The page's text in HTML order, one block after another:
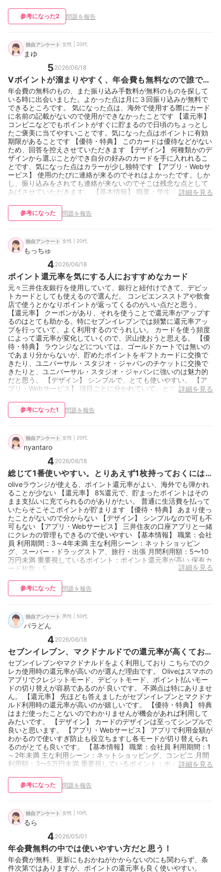
ー・スマホ決済へのチャージ（楽天ペイ、PayPayなど） 月間利
用額：5〜10万円未満 重要視しているポイント：現在使っている
参考になった2 問題を報告
独自アンケート 女性 | 20代
まゆ
5 2026/06/18
Vポイントが溜まりやすく、年会費も無料なので誰でも
気軽に作ることができます
年会費の無料のもの、また振り込み手数料が無料のものを探して
いる時に出会いました。よかった点は月に３回振り込みが無料で
できるところです。 気になった点は、海外で使用する際にカード
に名前の記載がないので使用ができなかったことです 【還元率】
コンビニなどでもポイントがすぐに貯まるので日頃のちょっとし
たご褒美に当てやすいことです。気になった点はポイントに有効
期限があることです 【優待・特典】 このカードは優待などがない
ため、回答を控えさせていただきます 【デザイン】 何種類かのデ
ザインから選ぶことができ自分の好みのカードを手に入れれるこ
とです、気になった点はカラーが少し独特です 【アプリ・Webサ
ービス】 使用のたびに連絡が来るのでそれはよかったです。しか
し、振り込みをされても連絡が来ないのでそこは残念な点として
あげさせていただきます。 【基本情報】 職業：学生 利用期間：1
ジ（楽天ペイ、PayPayなど） 月間利用額：10〜15万円未満 重要
視しているポイント：年会費が無料・安い 保有カード枚数：1
詳細を見る
参考になった 問題を報告
独自アンケート 女性 | 20代
もっちゅ
4 2026/06/18
ポイント還元率を気にする人におすすめなカード
元々三井住友銀行を使用していて、銀行と紐付けできて、デビッ
トカードとしても使えるので選んだ。 コンビエンスストアや飲食
店で使うとかなりポイントが返ってくるのがいい点だと思う。
【還元率】 クーポンがあり、それを使うことで還元率がアップす
るのはとても助かる。特にセブンイレブンでは頻繁に還元率アッ
プを行っていて、よく利用するのでうれしい。 カードを使う頻度
によって還元率が変化していくので、沢山使おうと思える。 【優
待・特典】 ラウンジなどについては、ゴールドカートでは無いの
であまり分からないが、貯めたポイントをギフトカードに交換で
きたり、ユニバーサル・スタジオ・ジャパンのチケットに交換で
きたりと、ユニバーサル・スタジオ・ジャパンに強いのは魅力的
だと思う。 【デザイン】 シンプルで、とても使いやすい。 【ア
プリ・Webサービス】 項目ごとに分かれていて、とても見やす
本情報】 職業：パート・アルバイト 利用期間：3～4年未満 主な
利用シーン：ネットショッピング、コンビニ、飲食店 月間利用
1枚
詳細を見る
参考になった1 問題を報告
独自アンケート 女性 | 20代
nyantaro
4 2026/06/18
総じて1番使いやすい。とりあえず1枚持っておくには
おすすめ
oliveラウンジが使える、ポイント還元率がよい、海外でも弾かれ
ることが少ない 【還元率】 8%還元で、貯まったポイントはその
まま支払いに充てられるのがありがたい。 普通に生活費を払って
いたらそこそこポイントが貯まります 【優待・特典】 あまり使っ
たことがないので分からない 【デザイン】 シンプルなので可も不
可もない 【アプリ・Webサービス】 三井住友の口座アプリと一緒
にクレカの管理もできるので使いやすい 【基本情報】 職業：会社
員 利用期間：3～4年未満 主な利用シーン：ネットショッピン
グ、スーパー・ドラッグストア、旅行・出張 月間利用額：5〜10
万円未満 重要視しているポイント：ポイント還元率が高い 保有カ
ード枚数：5
詳細を見る
参考になった 問題を報告
独自アンケート 男性 | 50代
バラどん
4 2026/06/18
セブンイレブン、マクドナルドでの還元率が高くてお
得。
セブンイレブンやマクドナルドをよく利用しており こちらでのク
レカ使用時の還元率が高いのが選んだ理由です。 Oliveはスマホの
アプリでクレジットモード、デビットモード、ポイント払いモー
ドの切り替えが容易であるのが 良いです。 不満点は特にありませ
ん。 【還元率】 先ほども答えましたがセブンイレブンとマクドナ
ルド利用時の還元率が高いのが嬉しいです。 【優待・特典】 特典
はまだ使ったことないのでわかりませんが機会があれば利用して
みたいです。 【デザイン】 カードのデザインは至ってシンプルで
良いと思います。 【アプリ・Webサービス】 アプリで利用金額が
わかるので使いすぎ防止も役立ちますし各モードが切り替えられ
るのがとても良いです。 【基本情報】 職業：会社員 利用期間：1
～2年未満 主な利用シーン：ネットショッピング、コンビニ 月間
利用額：3〜5万円未満 重要視しているポイント：ポイント還元率
詳細を見る
参考になった 問題を報告
独自アンケート 女性 | 10代
るら
4 2026/05/01
年会費無料の中では使いやすい方だと思う！
年会費が無料、更新にもおかねがかからないのにも関わらず、条
件次第ではありますが、ポイントの還元率も良く使いやすい。